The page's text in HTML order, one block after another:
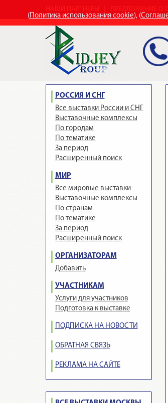
(Политика использования cookie), (
ПРЕДЛОЖЕНИЕ О
РОССИЯ И СНГ
Все выставки России и СНГ
Выставочные комплексы
По городам
По тематике
За период
Расширенный поиск
МИР
Все мировые выставки
Выставочные комплексы
По странам
По тематике
За период
Расширенный поиск
ОРГАНИЗАТОРАМ
Добавить
УЧАСТНИКАМ
Услуги для участников
Подготовка к выставке
ПОДПИСКА НА НОВОСТИ
ОБРАТНАЯ СВЯЗЬ
РЕКЛАМА НА САЙТЕ